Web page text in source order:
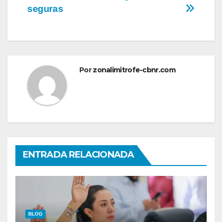
seguras
Porzonalimitrofe-cbnr.com
ENTRADA RELACIONADA
BLOG